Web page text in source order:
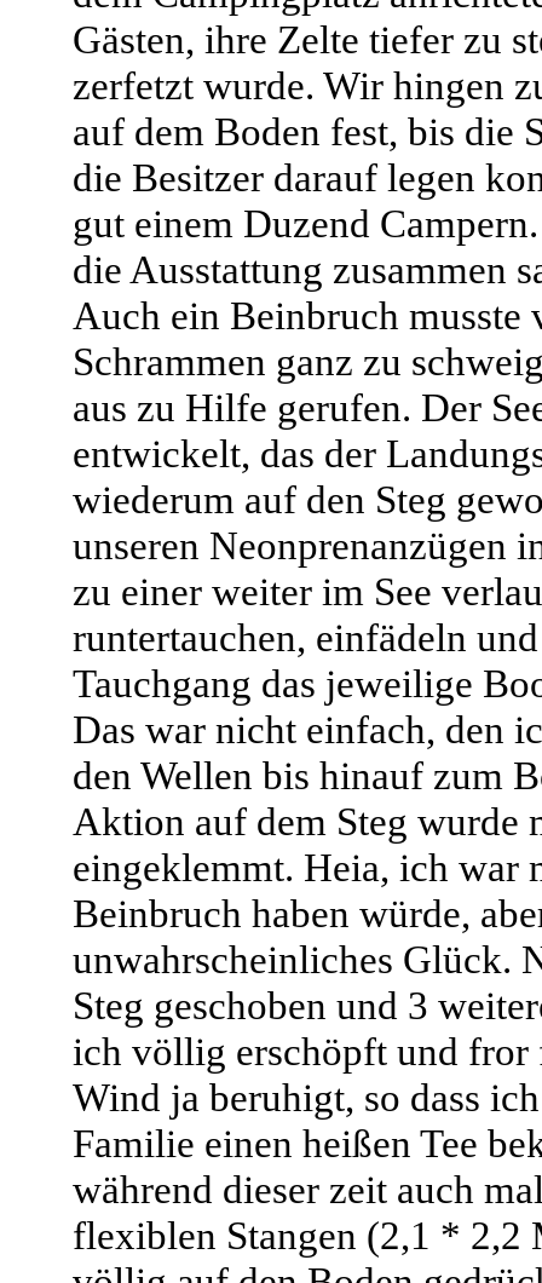
Gästen, ihre Zelte tiefer zu
zerfetzt wurde. Wir hingen
auf dem Boden fest, bis die
die Besitzer darauf legen
gut einem Duzend
die Ausstattung zusammen
Auch ein Beinbruch musste
Schrammen ganz zu
aus zu Hilfe gerufen. Der
entwickelt, das der
wiederum auf den Steg
unseren Neonprenanzügen
zu einer weiter im See
runtertauchen, einfädeln
Tauchgang das jeweilige
Das war nicht einfach, den
den Wellen bis hinauf zum
Aktion auf dem Steg wurde
eingeklemmt. Heia, ich war
Beinbruch haben würde,
unwahrscheinliches Glück.
Steg geschoben und 3
ich völlig erschöpft und fror
Wind ja beruhigt, so dass
Familie einen heißen Tee
während dieser zeit auch
flexiblen Stangen (2,1 * 2,2